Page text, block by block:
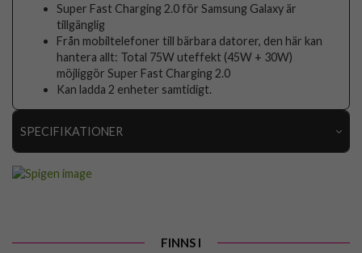
Super Fast Charging 2.0 för Samsung Galaxy är
tillgänglig
Från mobiltelefoner till bärbara datorer, den här kan
hantera allt: Total 75W uteffekt (45W + 30W)
möjliggör Super Fast Charging 2.0
Kan ladda 2 enheter samtidigt.
SPECIFIKATIONER
FINNS I